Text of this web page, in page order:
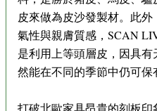
皮來做為皮沙發製材。此
氣性與親膚質感，SCAN
是利用上等頭層皮，因具
然能在不同的季節中仍可保
打破北歐家具昂貴的刻板